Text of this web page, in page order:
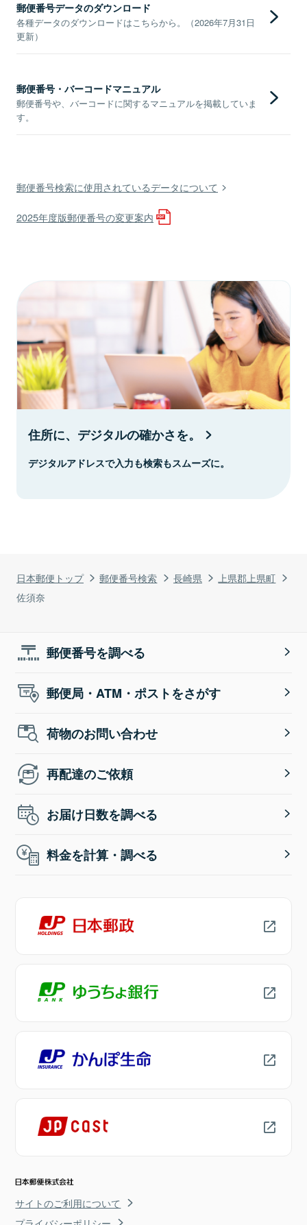
日本郵便トップ 郵便番号検索 長崎県
上県郡上県町
佐須奈
郵便番号データのダウンロード
各種データのダウンロードはこちらから。（2026年7月31日
更新）
郵便番号・バーコードマニュアル
郵便番号や、バーコードに関するマニュアルを掲載していま
す。
郵便番号検索に使用されているデータについて
2025年度版郵便番号の変更案内
住所に、デジタルの確かさを。
デジタルアドレスで入力も検索もスムーズに。
郵便番号を調べる
郵便局・ATM・ポストをさがす
荷物のお問い合わせ
再配達のご依頼
お届け日数を調べる
料金を計算・調べる
サイトのご利用について